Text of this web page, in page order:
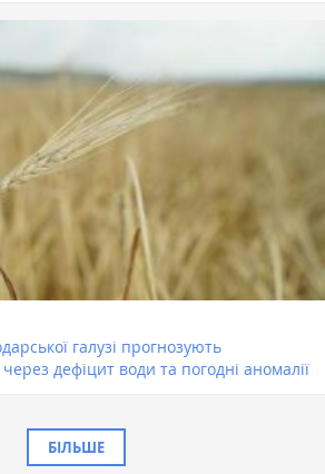
галузі прогнозують
дефіцит води та погодні аномалії
БІЛЬШЕ